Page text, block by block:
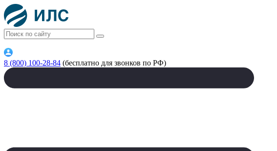
8 (800) 100-28-84 (бесплатно для звонков по РФ)